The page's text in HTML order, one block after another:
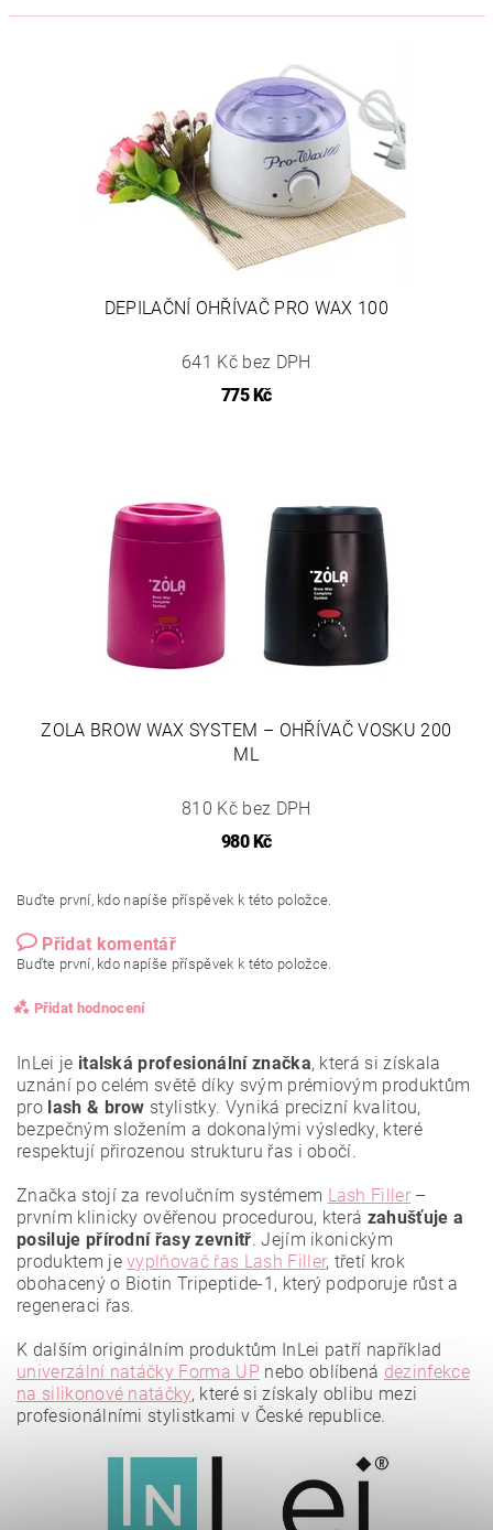
DEPILAČNÍ OHŘÍVAČ PRO WAX 100
641 Kč bez DPH
775 Kč
ZOLA BROW WAX SYSTEM – OHŘÍVAČ VOSKU 200
ML
810 Kč bez DPH
980 Kč
Buďte první, kdo napíše příspěvek k této položce.
Přidat komentář
Buďte první, kdo napíše příspěvek k této položce.
Přidat hodnocení
Vložením hodnocení souhlasíte se
zásadami ochrany
osobních údajů.
InLei je italská profesionální značka, která si získala
uznání po celém světě díky svým prémiovým produktům
pro lash & brow stylistky. Vyniká precizní kvalitou,
bezpečným složením a dokonalými výsledky, které
respektují přirozenou strukturu řas i obočí.
Značka stojí za revolučním systémem Lash Filler –
prvním klinicky ověřenou procedurou, která zahušťuje a
posiluje přírodní řasy zevnitř. Jejím ikonickým
produktem jevyplňovač řas Lash Filler, třetí krok
obohacený o Biotin Tripeptide-1, který podporuje růst a
regeneraci řas.
K dalším originálním produktům InLei patří například
univerzální natáčky Forma UP nebo oblíbená dezinfekce
na silikonové natáčky, které si získaly oblibu mezi
profesionálními stylistkami v České republice.